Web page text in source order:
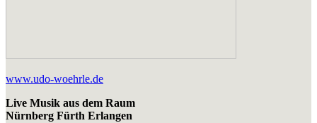
www.udo-woehrle.de
Live Musik aus dem Raum
Nürnberg Fürth Erlangen